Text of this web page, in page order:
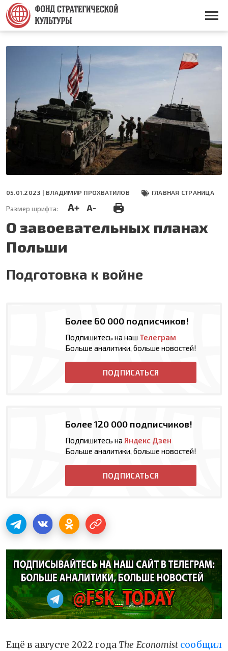
Перейти
основному
содержанию
Основная
05.01.2023 | ВЛАДИМИР ПРОХВАТИЛОВ ГЛАВНАЯ СТРАНИЦА
Размер шрифта: A+ A-
О завоевательных планах
Польши
Подготовка к войне
Более 60 000 подписчиков!
Подпишитесь на наш Телеграм
Больше аналитики, больше новостей!
ПОДПИСАТЬСЯ
Более 120 000 подписчиков!
Подпишитесь на Яндекс Дзен
Больше аналитики, больше новостей!
ПОДПИСАТЬСЯ
Ещё в августе 2022 года The Economist сообщил